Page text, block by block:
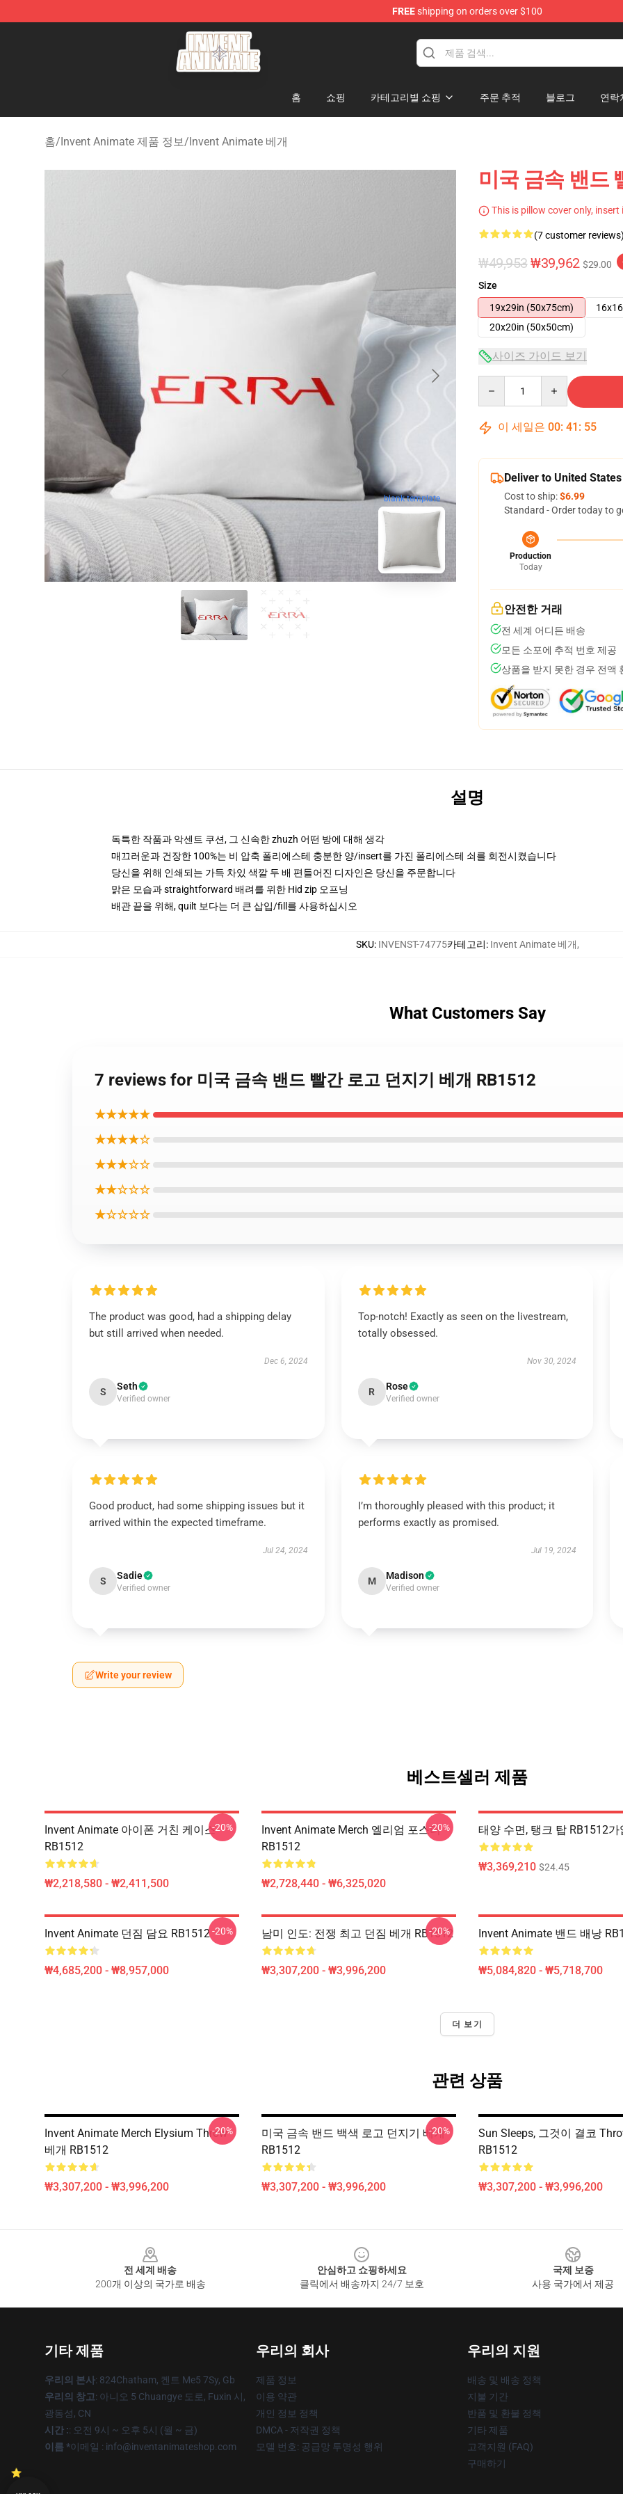
FREEshipping on orders over $100
Invent Animate Shop - Official Invent Animate Merchandise Store
홈 쇼핑 카테고리별 쇼핑 주문 추적 블로그 연락
홈/Invent Animate 제품 정보/Invent Animate 베개
blank template
미국 금속 밴드
This is pillow cover only,
(7 customer
₩49,953 ₩39,962 $29.00
Size
19x29in (50x75cm)
20x20in (50x50cm)
사이즈 가이드 보기
이 세일은 00: 41 : 54
Deliver to United States
Cost to ship:$6.99
Standard - Order today to
Production
Today
안전한 거래
전 세계 어디든 배송
모든 소포에 추적 번호 제공
상품을 받지 못한 경우 전액
설명
독특한 작품과 악센트 쿠션, 그 신속한 zhuzh 어떤 방에 대해 생각
매끄러운과 건장한 100%는 비 압축 폴리에스테 충분한 양/insert를 가진 폴리에스테 쇠를 회전시켰습니다
당신을 위해 인쇄되는 가득 차있 색깔 두 배 편들어진 디자인은 당신을 주문합니다
맑은 모습과 straightforward 배려를 위한 Hid zip 오프닝
배관 끝을 위해, quilt 보다는 더 큰 삽입/fill를 사용하십시오
SKU: INVENST-74775카테고리: Invent Animate 베개,
What Customers Say
7 reviews for 미국 금속 밴드 빨간 로고 던지기 베개 RB1512
★★★★★
★★★★☆
★★★☆☆
★★☆☆☆
★☆☆☆☆
The product was good, had a shipping delay
but still arrived when needed.
Dec 6, 2024
S Seth
Verified owner
Top-notch! Exactly as seen on the livestream,
totally obsessed.
Nov 30, 2024
R Rose
Verified owner
Good product, had some shipping issues but it
arrived within the expected timeframe.
Jul 24, 2024
S Sadie
Verified owner
I’m thoroughly pleased with this product; it
performs exactly as promised.
Jul 19, 2024
M Madison
Verified owner
Write your review
베스트셀러 제품
Invent Animate 아이폰 거친 케이스
RB1512
₩2,218,580 - ₩2,411,500
-20%
Invent Animate Merch 엘리엄 포스터
RB1512
₩2,728,440 - ₩6,325,020
-20% 태양 수면, 탱크 탑 RB1512
₩3,369,210 $24.45
Invent Animate 던짐 담요 RB1512
₩4,685,200 - ₩8,957,000
-20% 남미 인도: 전쟁 최고 던짐 베개 RB1512
₩3,307,200 - ₩3,996,200
-20% Invent Animate 밴드 배낭
₩5,084,820 - ₩5,718,700
더 보기
관련 상품
Invent Animate Merch Elysium Throw
베개 RB1512
₩3,307,200 - ₩3,996,200
-20%
미국 금속 밴드 백색 로고 던지기 베개
RB1512
₩3,307,200 - ₩3,996,200
-20%
Sun Sleeps, 그것이 결코
RB1512
₩3,307,200 - ₩3,996,200
전 세계 배송
200개 이상의 국가로 배송
안심하고 쇼핑하세요
클릭에서 배송까지 24/7 보호
국제 보증
사용 국가에서 제공
기타 제품
우리의 본사: 824Chatham, 켄트 Me5 7Sy, Gb
우리의 창고: 아니오 5 Chuangye 도로, Fuxin 시,
광동성, CN
시간 :: 오전 9시 ~ 오후 5시 (월 ~ 금)
이름 *이메일 : info@inventanimateshop.com
우리의 회사
제품 정보
이용 약관
개인 정보 정책
DMCA - 저작권 정책
모델 번호: 공급망 투명성 행위
우리의 지원
배송 및 배송 정책
지불 기간
반품 및 환불 정책
기타 제품
고객지원 (FAQ)
구매하기